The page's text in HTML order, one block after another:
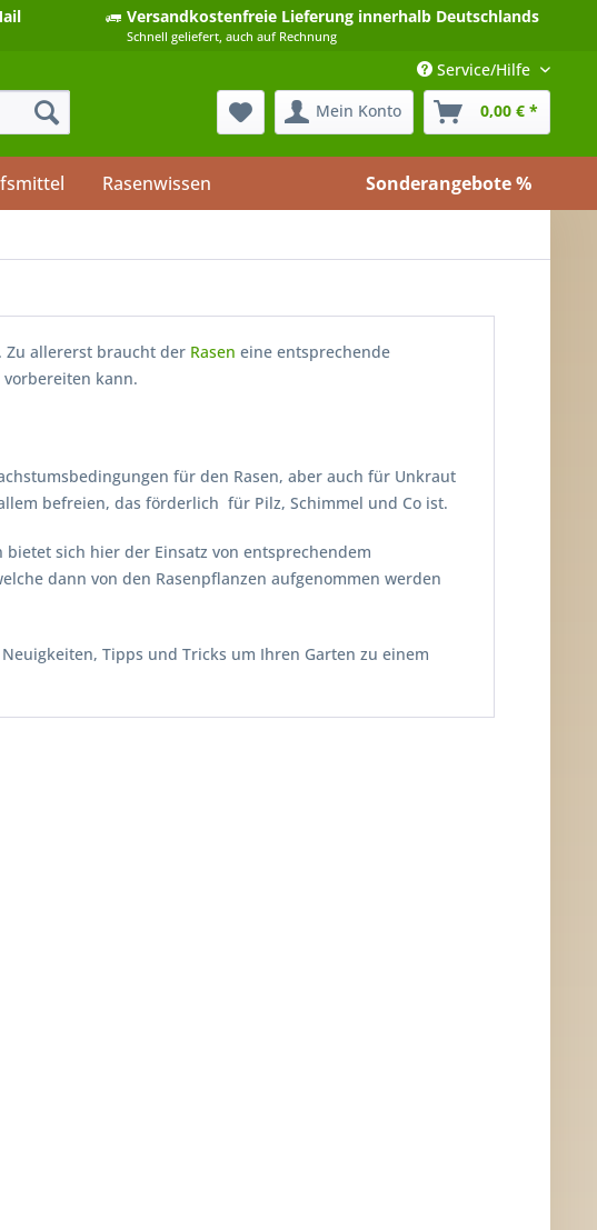
Versandkostenfreie Lieferung innerhalb Deutschlands
Schnell geliefert, auch auf Rechnung
Service/Hilfe
Mein Konto
0,00 € *
Sonderangebote %
Rasenwissen
Zu allererst braucht der Rasen eine entsprechende
kann.
für den Rasen, aber auch für Unkraut
befreien, das förderlich für Pilz, Schimmel und Co ist.
sich hier der Einsatz von entsprechendem
dann von den Rasenpflanzen aufgenommen werden
Tipps und Tricks um Ihren Garten zu einem